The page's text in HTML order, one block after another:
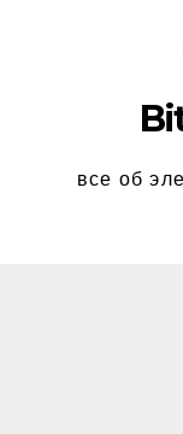
все об